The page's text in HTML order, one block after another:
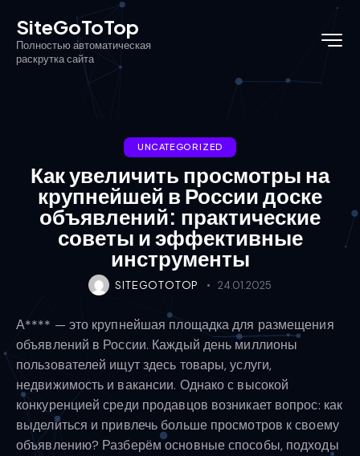
SiteGoToTop
Полностью автоматическая
раскрутка сайта
UNCATEGORIZED
Как увеличить просмотры на
крупнейшей в России доске
объявлений: практические
советы и эффективные
инструменты
SITEGOTOTOP 24.01.2025
А**** — это крупнейшая площадка для размещения
объявлений в России. Каждый день миллионы
пользователей ищут здесь товары, услуги,
недвижимость и вакансии. Однако с высокой
конкуренцией среди продавцов возникает вопрос: как
выделиться и привлечь больше просмотров к своему
объявлению? Разберём основные способы, подходы